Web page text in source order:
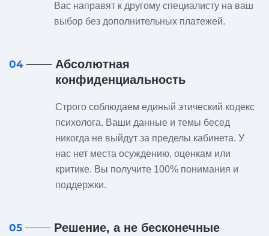
Вас направят к другому специалисту на ваш
выбор без дополнительных платежей.
04
Абсолютная
конфиденциальность
Строго соблюдаем единый этический кодекс
психолога. Ваши данные и темы бесед
никогда не выйдут за пределы кабинета. У
нас нет места осуждению, оценкам или
критике. Вы получите 100% понимания и
поддержки.
05
Решение, а не бесконечные